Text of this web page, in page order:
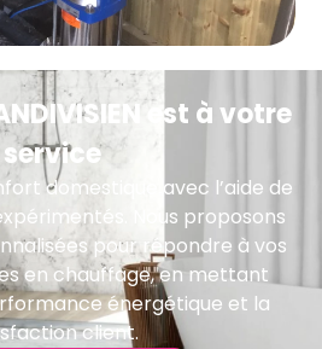
est à votre
service
domestique avec l’aide de
Nous proposons
pour répondre à vos
en chauffage, en mettant
énergétique et la
client.